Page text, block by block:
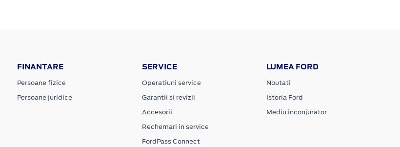
FINANTARE
Persoane fizice
Persoane juridice
SERVICE
Operatiuni service
Garantii si revizii
Accesorii
Rechemari in service
FordPass Connect
LUMEA FORD
Noutati
Istoria Ford
Mediu inconjurator